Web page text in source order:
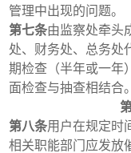
管理中出现的问题。
第七条由监察处牵头
处、财务处、总务处
期检查（半年或一年
面检查与抽查相结合。
第八条用户在规定时
相关职能部门应发放